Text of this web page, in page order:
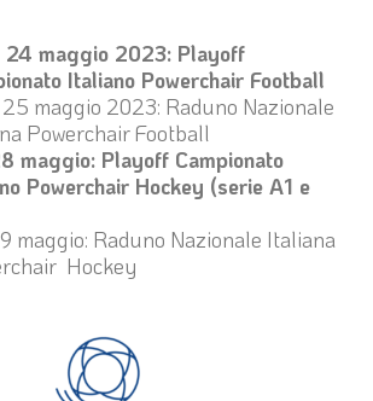
maggio 2023: Playoff
Italiano Powerchair Football
maggio 2023: Raduno Nazionale
Powerchair Football
maggio: Playoff Campionato
Powerchair Hockey (serie A1 e
maggio: Raduno Nazionale Italiana
Hockey